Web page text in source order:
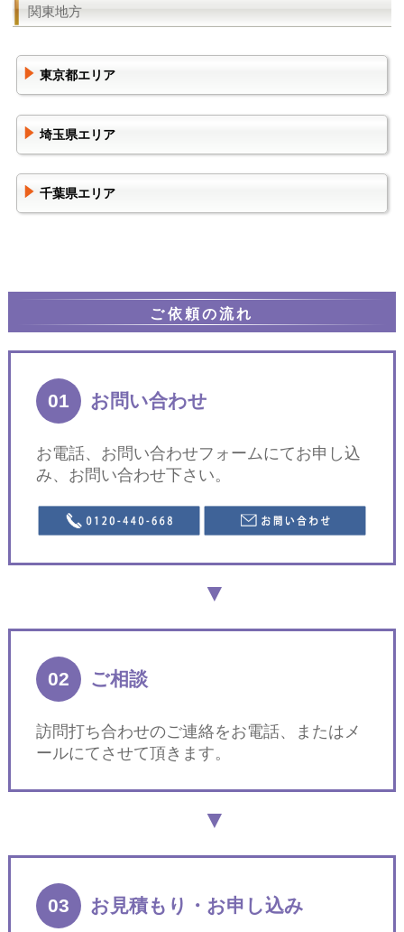
関東地方
東京都エリア
埼玉県エリア
千葉県エリア
ご依頼の流れ
01 お問い合わせ
お電話、お問い合わせフォームにてお申し込
み、お問い合わせ下さい。
02 ご相談
訪問打ち合わせのご連絡をお電話、またはメ
ールにてさせて頂きます。
03 お見積もり・お申し込み